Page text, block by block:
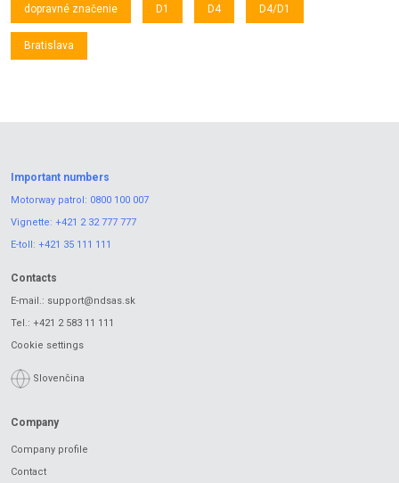
dopravné značenie D1 D4 D4/D1
Bratislava
Important numbers
Motorway patrol: 0800 100 007
Vignette: +421 2 32 777 777
E-toll: +421 35 111 111
Contacts
E-mail.: support@ndsas.sk
Tel.: +421 2 583 11 111
Cookie settings
Slovenčina
Company
Company profile
Contact